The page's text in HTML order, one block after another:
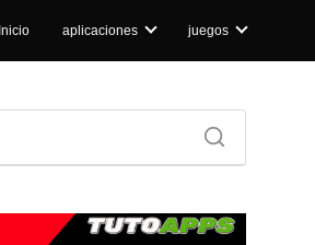
Inicio aplicaciones juegos